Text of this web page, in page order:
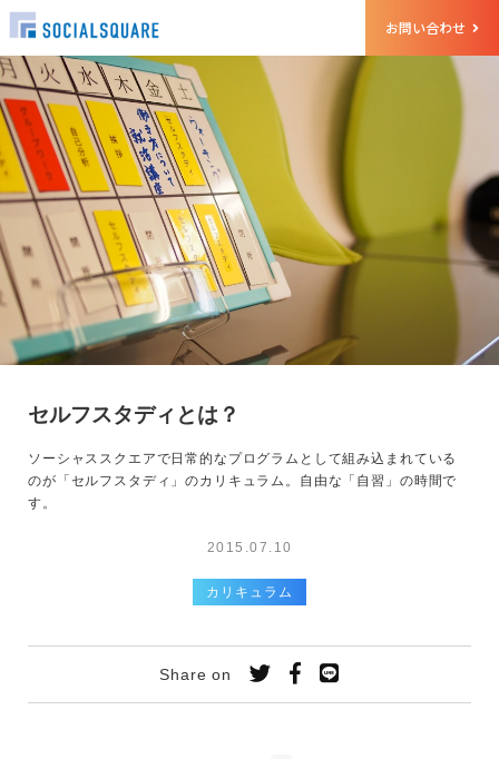
お問い合わせ
セルフスタディとは？
ソーシャススクエアで日常的なプログラムとして組み込まれている
のが「セルフスタディ」のカリキュラム。自由な「自習」の時間で
す。
2015.07.10
カリキュラム
Share on